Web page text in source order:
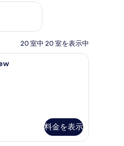
状況をチェック
20 室中 20 室を表示中
級寝具、ミニバー、セーフティボックス (
料金を表示